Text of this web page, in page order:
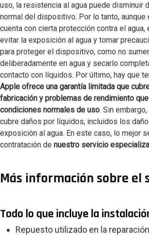
uso, la resistencia al agua puede disminuir
normal del dispositivo. Por lo tanto, aunque
cuenta con cierta protección contra el agua,
evitar la exposición al agua y tomar
para proteger el dispositivo, como no
deliberadamente en agua y secarlo
contacto con líquidos. Por último, hay que
Apple ofrece una garantía limitada que
fabricación y problemas de rendimiento
condiciones normales de uso. Sin
cubre daños por líquidos, incluidos los
exposición al agua. En este caso, lo mejor
contratación de nuestro servicio
Más información sobre el
Todo lo que incluye la
Repuesto utilizado en la reparación